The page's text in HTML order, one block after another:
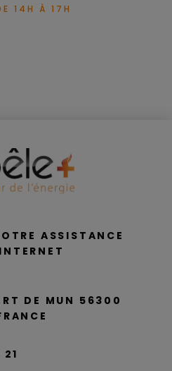
14H À 17H
ASSISTANCE
DE MUN 56300